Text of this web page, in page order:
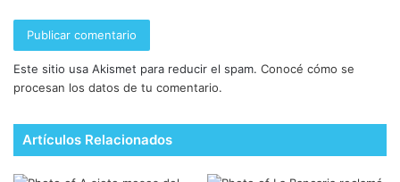
Este sitio usa Akismet para reducir el spam. Conocé cómo se
procesan los datos de tu comentario.
Artículos Relacionados